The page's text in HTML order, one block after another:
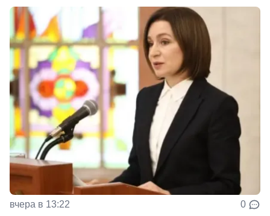
вчера в 13:22 0